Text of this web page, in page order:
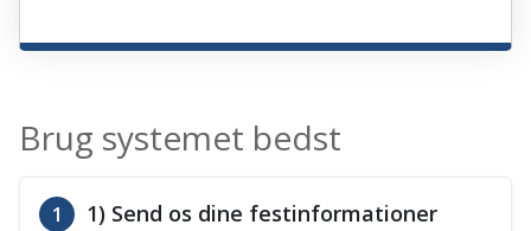
Brug systemet bedst
1 1) Send os dine festinformationer